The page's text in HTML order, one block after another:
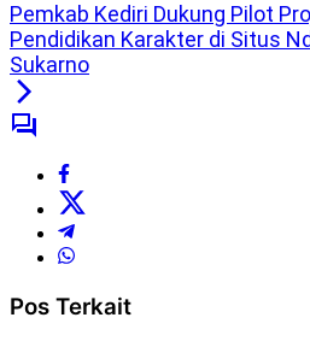
Pemkab Kediri Dukung Pilot
Pendidikan Karakter di Situs
Sukarno
Pos Terkait